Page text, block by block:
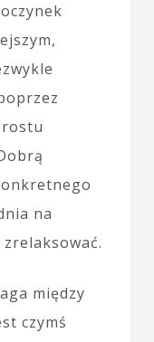
na
między
czymś